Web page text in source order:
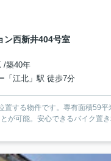
ン西新井404号室
/築40年
「江北」駅 徒歩7分
置する物件です。専有面積59平
が可能。安心できるバイク置